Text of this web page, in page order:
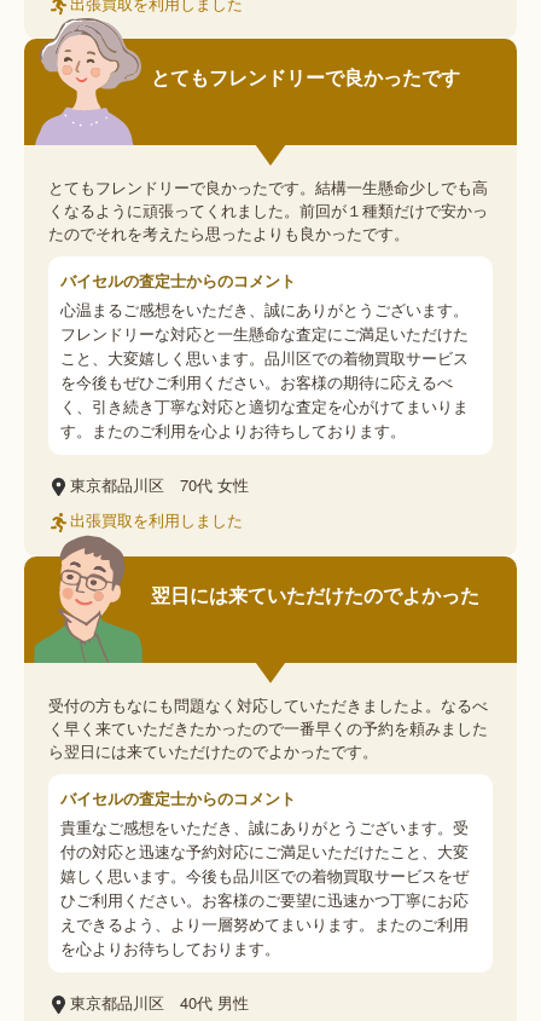
とてもフレンドリーで良かったです
とてもフレンドリーで良かったです。結構一生懸命少しでも高
くなるように頑張ってくれました。前回が１種類だけで安かっ
たのでそれを考えたら思ったよりも良かったです。
バイセルの査定士からのコメント
心温まるご感想をいただき、誠にありがとうございます。
フレンドリーな対応と一生懸命な査定にご満足いただけた
こと、大変嬉しく思います。品川区での着物買取サービス
を今後もぜひご利用ください。お客様の期待に応えるべ
く、引き続き丁寧な対応と適切な査定を心がけてまいりま
す。またのご利用を心よりお待ちしております。
東京都品川区 70代 女性
出張買取を利用しました
翌日には来ていただけたのでよかった
受付の方もなにも問題なく対応していただきましたよ。なるべ
く早く来ていただきたかったので一番早くの予約を頼みました
ら翌日には来ていただけたのでよかったです。
バイセルの査定士からのコメント
貴重なご感想をいただき、誠にありがとうございます。受
付の対応と迅速な予約対応にご満足いただけたこと、大変
嬉しく思います。今後も品川区での着物買取サービスをぜ
ひご利用ください。お客様のご要望に迅速かつ丁寧にお応
えできるよう、より一層努めてまいります。またのご利用
を心よりお待ちしております。
東京都品川区 40代 男性